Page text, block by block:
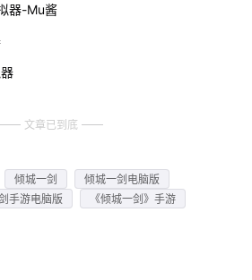
器-Mu酱
文章已到底
倾城一剑
倾城一剑电脑版
手游电脑版 《倾城一剑》手游